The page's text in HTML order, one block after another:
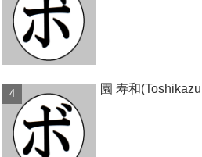
園 寿和